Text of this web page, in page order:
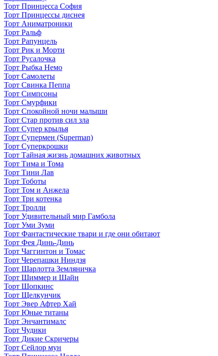
Торт Принцесса София
Торт Принцессы диснея
Торт Аниматроники
Торт Ральф
Торт Рапунцель
Торт Рик и Морти
Торт Русалочка
Торт Рыбка Немо
Торт Самолеты
Торт Свинка Пеппа
Торт Симпсоны
Торт Смурфики
Торт Спокойной ночи малыши
Торт Стар против сил зла
Торт Супер крылья
Торт Супермен (Superman)
Торт Суперкрошки
Торт Тайная жизнь домашних животных
Торт Тима и Тома
Торт Тини Лав
Торт Тоботы
Торт Том и Анжела
Торт Три котенка
Торт Тролли
Торт Удивительный мир Гамбола
Торт Уми Зуми
Торт Фантастические твари и где они обитают
Торт Фея Динь-Динь
Торт Чаггинтон и Томас
Торт Черепашки Ниндзя
Торт Шарлотта Земляничка
Торт Шиммер и Шайн
Торт Шопкинс
Торт Щелкунчик
Торт Эвер Афтер Хай
Торт Юные титаны
Торт Энчантималс
Торт Чудики
Торт Дикие Скричеры
Торт Сейлор мун